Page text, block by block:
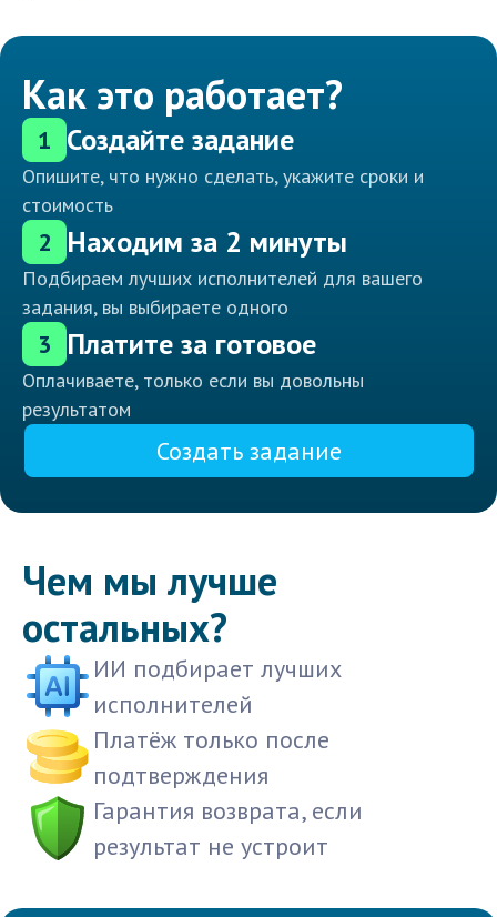
Как это работает?
1 Создайте задание
Опишите, что нужно сделать, укажите сроки и
стоимость
2 Находим за 2 минуты
Подбираем лучших исполнителей для вашего
задания, вы выбираете одного
3 Платите за готовое
Оплачиваете, только если вы довольны
результатом
Создать задание
Чем мы лучше
остальных?
ИИ подбирает лучших
исполнителей
Платёж только после
подтверждения
Гарантия возврата, если
результат не устроит